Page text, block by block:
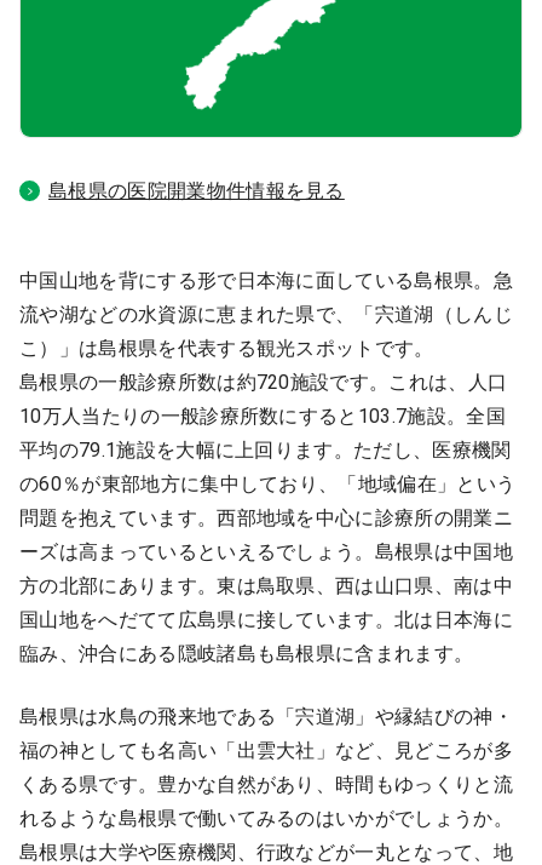
新規開業（戸建て・テナント）
施工事例
開業セミナー
個別相談会
診療圏調査
9:00 ～ 18:00
0120-315-606
医師求人
DtoDとは
お問合せ
医院の譲渡・売却をお考えの方
島根県の医院開業物件情報を見る
中国山地を背にする形で日本海に面している島根県。急
流や湖などの水資源に恵まれた県で、「宍道湖（しんじ
こ）」は島根県を代表する観光スポットです。
島根県の一般診療所数は約720施設です。これは、人口
10万人当たりの一般診療所数にすると103.7施設。全国
平均の79.1施設を大幅に上回ります。ただし、医療機関
の60％が東部地方に集中しており、「地域偏在」という
問題を抱えています。西部地域を中心に診療所の開業ニ
ーズは高まっているといえるでしょう。島根県は中国地
方の北部にあります。東は鳥取県、西は山口県、南は中
国山地をへだてて広島県に接しています。北は日本海に
臨み、沖合にある隠岐諸島も島根県に含まれます。
島根県は水鳥の飛来地である「宍道湖」や縁結びの神・
福の神としても名高い「出雲大社」など、見どころが多
くある県です。豊かな自然があり、時間もゆっくりと流
れるような島根県で働いてみるのはいかがでしょうか。
島根県は大学や医療機関、行政などが一丸となって、地